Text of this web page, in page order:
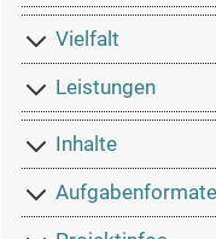
Vielfalt
Leistungen
Inhalte
Aufgabenformate